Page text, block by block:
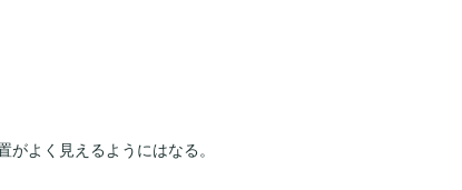
よく見えるようにはなる。